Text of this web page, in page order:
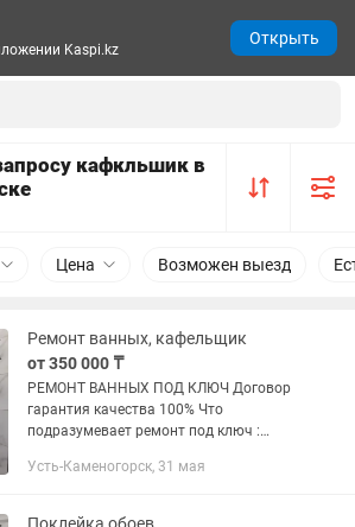
кафкльшик в
Цена Возможен выезд
Ремонт ванных, кафельщик
от 350 000 ₸
РЕМОНТ ВАННЫХ ПОД КЛЮЧ Договор
гарантия качества 100% Что
подразумевает ремонт под ключ :
дизайнерские решения из гкл Монтаж
Усть-Каменогорск, 31 мая
Kaspi.kz
Открыть